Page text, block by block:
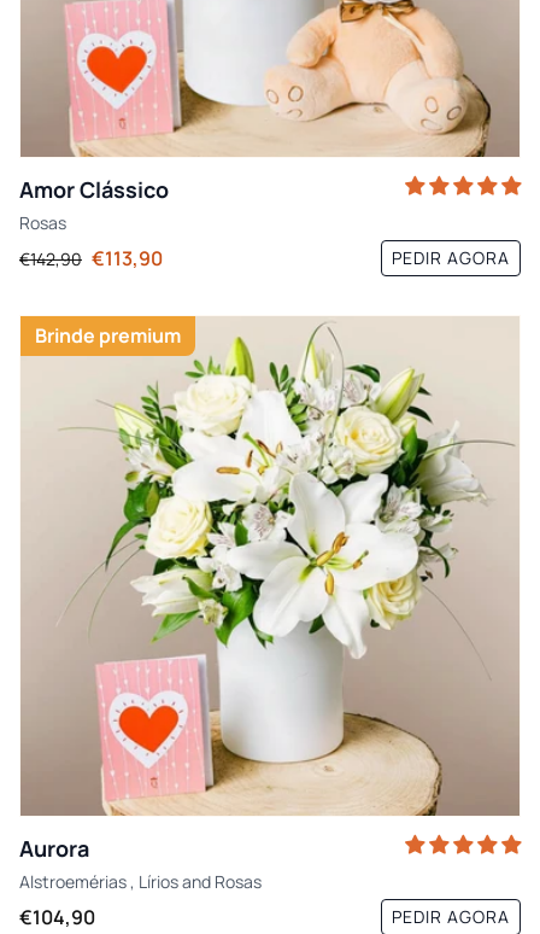
Amor Clássico
Rosas
€142,90 €113,90 PEDIR AGORA
Brinde premium
Aurora
Alstroemérias, Líriosand Rosas
€104,90 PEDIR AGORA